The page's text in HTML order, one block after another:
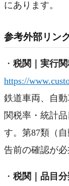
にあります。
参考外部リン
・ 税関｜実行関
https://
鉄道車両、自
関税率・統計
す。第87類（
告前の確認が必
・ 税関｜品目分